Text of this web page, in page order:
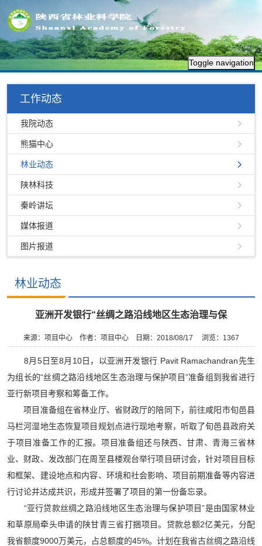
Toggle navigation
工作动态
我院动态
熊猫中心
林业动态
陕林科技
秦岭讲坛
媒体报道
图片报道
林业动态
亚洲开发银行“丝绸之路沿线地区生态治理与保
来源：项目中心 作者：项目中心 日期：2018/08/17 浏览： 1367
8月5日至8月10日，以亚洲开发银行 Pavit Ramachandran先生
为组长的“丝绸之路沿线地区生态治理与保护项目”准备组到我省进行
亚行新项目考察和筹备工作。
项目准备组在省林业厅、省财政厅的陪同下，前往咸阳市旬邑县
马栏河湿地生态恢复项目规划点进行现地考察，听取了旬邑县政府关
于项目准备工作的汇报。项目准备组还与陕西、甘肃、青海三省林
业、财政、发改部门在周至县楼观台举行项目研讨会，针对项目目标
和框架、建设地点和内容、环境和社会影响、项目前期准备等内容进
行讨论并达成共识，形成并签署了项目的第一份备忘录。
“亚行贷款丝绸之路沿线地区生态治理与保护项目”是由国家林业
和草原局牵头申请的陕甘青三省打捆项目。贷款总额2亿美元，分配
我省额度9000万美元，占总额度的45%。计划在我省古丝绸之路沿线